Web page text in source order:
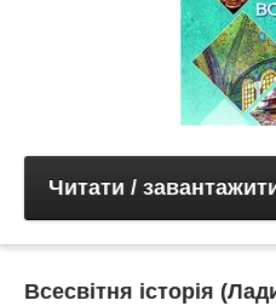
Читати /
Всесвітня історія